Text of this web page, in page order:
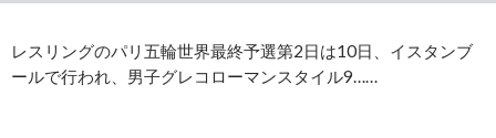
レスリングのパリ五輪世界最終予選第2日は10日、イスタンブ
ールで行われ、男子グレコローマンスタイル9……